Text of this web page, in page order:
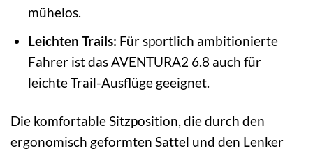
mühelos.
Leichten Trails: Für sportlich ambitionierte
Fahrer ist das AVENTURA2 6.8 auch für
leichte Trail-Ausflüge geeignet.
Die komfortable Sitzposition, die durch den
ergonomisch geformten Sattel und den Lenker